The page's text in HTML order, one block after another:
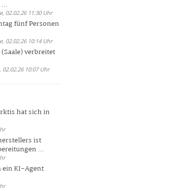
02.02.26 11:30 Uhr
fünf Personen
02.02.26 10:14 Uhr
verbreitet
10:07 Uhr
hat sich in
ist
...
ein KI-Agent